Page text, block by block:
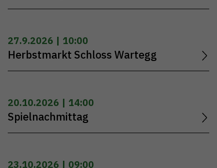
27.9.2026 | 10:00
Herbstmarkt Schloss Wartegg
20.10.2026 | 14:00
Spielnachmittag
23.10.2026 | 09:00